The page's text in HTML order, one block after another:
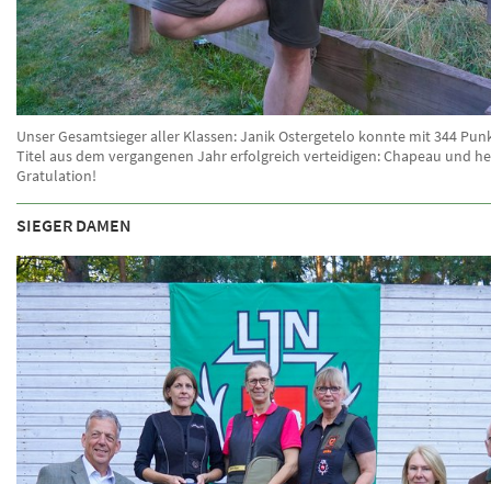
Unser Gesamtsieger aller Klassen: Janik Ostergetelo konnte mit 344
Titel aus dem vergangenen Jahr erfolgreich verteidigen: Chapeau und
Gratulation!
SIEGER DAMEN